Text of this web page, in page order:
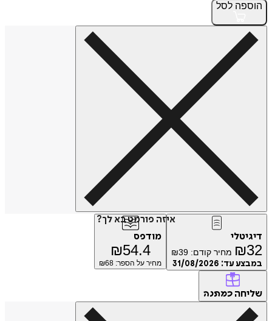
הוספה לסל
איזה פורמט בא לך?
דיגיטלי
₪32 מחיר קודם: ₪39
במבצע עד: 31/08/2026
מודפס
₪54.4
מחיר על הספר: ₪ 68
שליחה כמתנה